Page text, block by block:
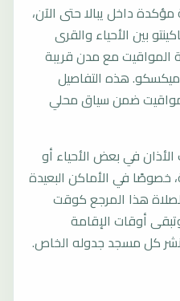
داخل يبالا حتى الآن،
بين الأحياء والقرى
المواقيت مع مدن قريبة
ميكسكو. هذه التفاصيل
ضمن سياق محلي
في بعض الأحياء أو
خصوصًا في الأماكن البعيدة
هذا المرجع كوقت
أوقات الإقامة
كل مسجد جدوله الخاص.